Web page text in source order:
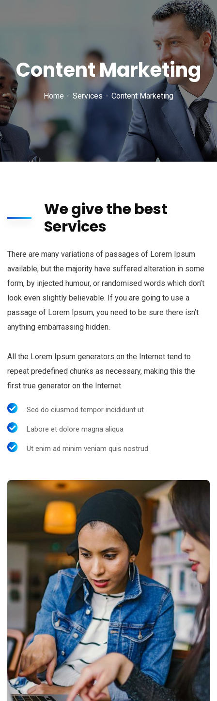
Content Marketing
Home Services Content Marketing
We give the best
Services
There are many variations of passages of Lorem Ipsum
available, but the majority have suffered alteration in some
form, by injected humour, or randomised words which don’t
look even slightly believable. If you are going to use a
passage of Lorem Ipsum, you need to be sure there isn’t
anything embarrassing hidden.
All the Lorem Ipsum generators on the Internet tend to
repeat predefined chunks as necessary, making this the
first true generator on the Internet.
Sed do eiusmod tempor incididunt ut
Labore et dolore magna aliqua
Ut enim ad minim veniam quis nostrud